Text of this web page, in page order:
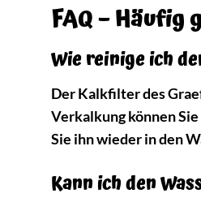
FAQ –
Wie reinige ich
Der Kalkfilter des
Verkalkung können
Sie ihn wieder in den
Kann ich den